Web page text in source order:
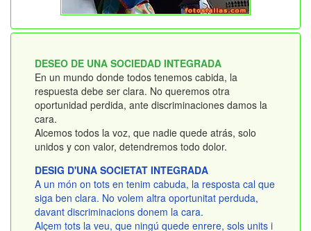
DESEO DE UNA SOCIEDAD INTEGRADA
En un mundo donde todos tenemos cabida, la
respuesta debe ser clara. No queremos otra
oportunidad perdida, ante discriminaciones damos la
cara.
Alcemos todos la voz, que nadie quede atrás, solo
unidos y con valor, detendremos todo dolor.
DESIG D'UNA SOCIETAT INTEGRADA
A un món on tots en tenim cabuda, la resposta cal que
siga ben clara. No volem altra oportunitat perduda,
davant discriminacions donem la cara.
Alçem tots la veu, que ningú quede enrere, sols units i